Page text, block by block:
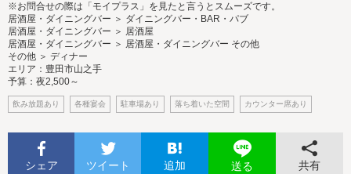
※お問合せの際は「モイプラス」を見たと言うとスムーズです。
居酒屋・ダイニングバー ＞ ダイニングバー・BAR・パブ
居酒屋・ダイニングバー ＞ 居酒屋
居酒屋・ダイニングバー ＞ 居酒屋・ダイニングバー その他
その他 ＞ ディナー
エリア：豊田市山之手
予算：夜2,500～
飲み放題あり 各種宴会 駐車場あり 落ち着いた空間 カウンター席あり
シェア ツイート 追加 送る 共有